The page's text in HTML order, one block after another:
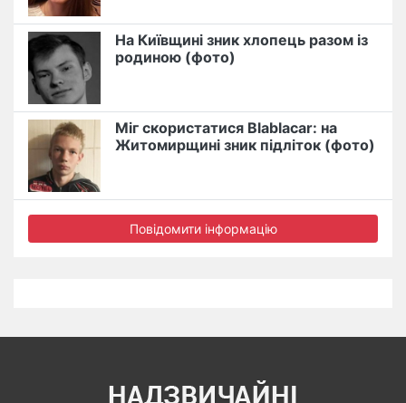
На Київщині зник хлопець разом із
родиною (фото)
Міг скористатися Blablacar: на
Житомирщині зник підліток (фото)
Повідомити інформацію